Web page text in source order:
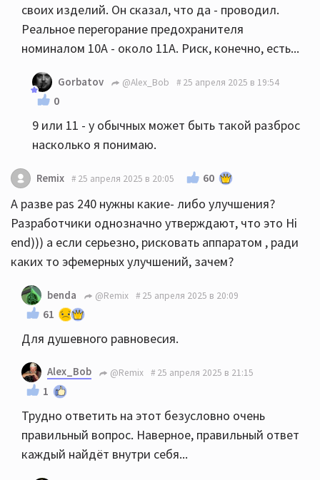
своих изделий. Он сказал, что да - проводил.
Реальное перегорание предохранителя
номиналом 10А - около 11А. Риск, конечно, есть...
Gorbatov @Alex_Bob 25 апреля 2025 в 19:54
0
9 или 11 - у обычных может быть такой разброс
насколько я понимаю.
Remix 25 апреля 2025 в 20:05 60
А разве pas 240 нужны какие- либо улучшения?
Разработчики однозначно утверждают, что это Hi
end))) а если серьезно, рисковать аппаратом , ради
каких то эфемерных улучшений, зачем?
benda @Remix 25 апреля 2025 в 20:09
61
Для душевного равновесия.
Alex_Bob @Remix 25 апреля 2025 в 21:15
1
Трудно ответить на этот безусловно очень
правильный вопрос. Наверное, правильный ответ
каждый найдёт внутри себя...